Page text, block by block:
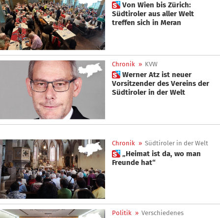
 Von Wien bis Zürich:
Südtiroler aus aller Welt
treffen sich in Meran
Chronik » KVW
 Werner Atz ist neuer
Vorsitzender des Vereins der
Südtiroler in der Welt
Chronik » Südtiroler in der Welt
 „Heimat ist da, wo man
Freunde hat“
Politik » Verschiedenes